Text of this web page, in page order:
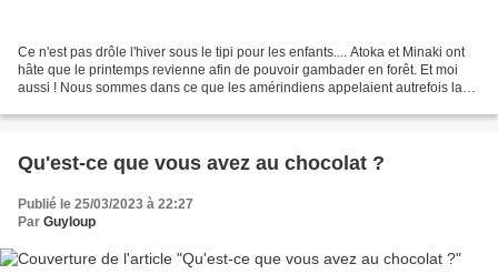
Ce n'est pas drôle l'hiver sous le tipi pour les enfants.... Atoka et Minaki ont
hâte que le printemps revienne afin de pouvoir gambader en forêt. Et moi
aussi ! Nous sommes dans ce que les amérindiens appelaient autrefois la
Qu'est-ce que vous avez au chocolat ?
Publié le 25/03/2023 à 22:27
Par Guyloup